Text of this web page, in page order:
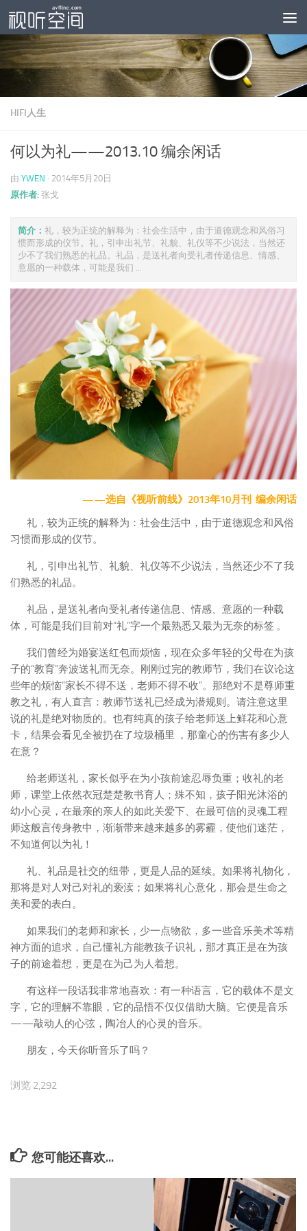
跳至内容
HIFI人生
何以为礼——2013.10 编余闲话
由 YWEN · 2014年5月20日
原作者: 张戈
简介： 礼，较为正统的解释为：社会生活中，由于道德观念和风俗习
惯而形成的仪节。礼，引申出礼节、礼貌、礼仪等不少说法，当然还
少不了我们熟悉的礼品。礼品，是送礼者向受礼者传递信息、情感、
意愿的一种载体，可能是我们 ...
——选自《视听前线》2013年10月刊 编余闲话
礼，较为正统的解释为：社会生活中，由于道德观念和风俗
习惯而形成的仪节。
礼，引申出礼节、礼貌、礼仪等不少说法，当然还少不了我
们熟悉的礼品。
礼品，是送礼者向受礼者传递信息、情感、意愿的一种载
体，可能是我们目前对“礼”字一个最熟悉又最为无奈的标签 。
我们曾经为婚宴送红包而烦恼，现在众多年轻的父母在为孩
子的“教育”奔波送礼而无奈。刚刚过完的教师节，我们在议论这
些年的烦恼“家长不得不送，老师不得不收”。那绝对不是尊师重
教之礼，有人直言：教师节送礼已经成为潜规则。请注意这里
说的礼是绝对物质的。也有纯真的孩子给老师送上鲜花和心意
卡，结果会看见全被扔在了垃圾桶里 ，那童心的伤害有多少人
在意？
给老师送礼，家长似乎在为小孩前途忍辱负重；收礼的老
师，课堂上依然衣冠楚楚教书育人；殊不知，孩子阳光沐浴的
幼小心灵，在最亲的亲人的如此关爱下、在最可信的灵魂工程
师这般言传身教中，渐渐带来越来越多的雾霾，使他们迷茫，
不知道何以为礼！
礼、礼品是社交的纽带，更是人品的延续。如果将礼物化，
那将是对人对己对礼的亵渎；如果将礼心意化，那会是生命之
美和爱的表白。
如果我们的老师和家长，少一点物欲，多一些音乐美术等精
神方面的追求，自己懂礼方能教孩子识礼，那才真正是在为孩
子的前途着想，更是在为己为人着想。
有这样一段话我非常地喜欢：有一种语言，它的载体不是文
字，它的理解不靠眼，它的品悟不仅仅借助大脑。它便是音乐
——敲动人的心弦，陶冶人的心灵的音乐。
朋友，今天你听音乐了吗？
浏览 2,292
您可能还喜欢...